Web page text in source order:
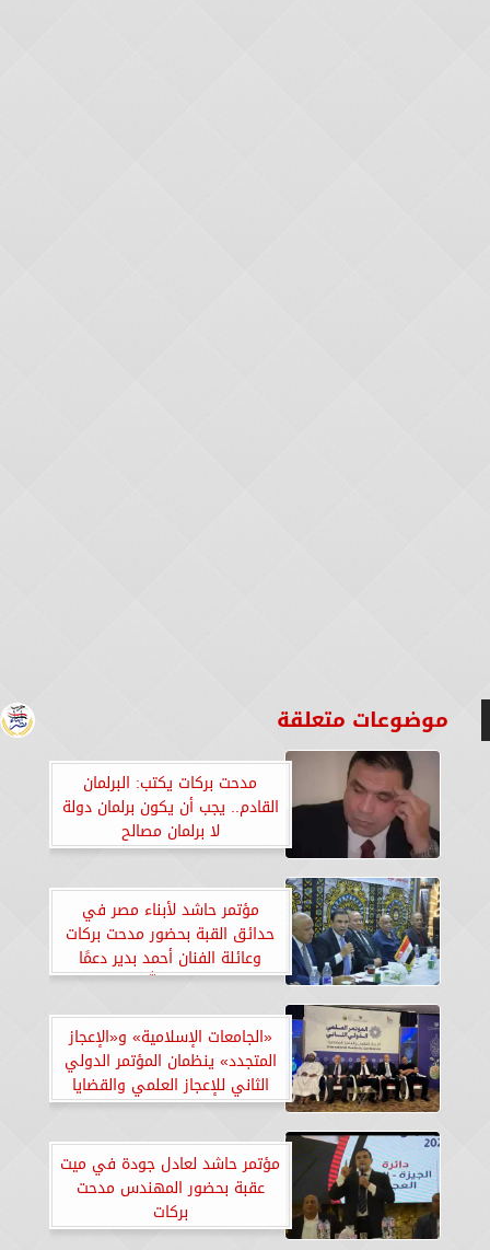
موضوعات متعلقة
مدحت بركات يكتب: البرلمان
القادم.. يجب أن يكون برلمان دولة
لا برلمان مصالح
مؤتمر حاشد لأبناء مصر في
حدائق القبة بحضور مدحت بركات
وعائلة الفنان أحمد بدير دعمًا
للمرشح عبد الله الطيب
«الجامعات الإسلامية» و«الإعجاز
المتجدد» ينظمان المؤتمر الدولي
الثاني للإعجاز العلمي والقضايا
المعاصرة بجامعة الهند الإسلامية
مؤتمر حاشد لعادل جودة في ميت
عقبة بحضور المهندس مدحت
بركات